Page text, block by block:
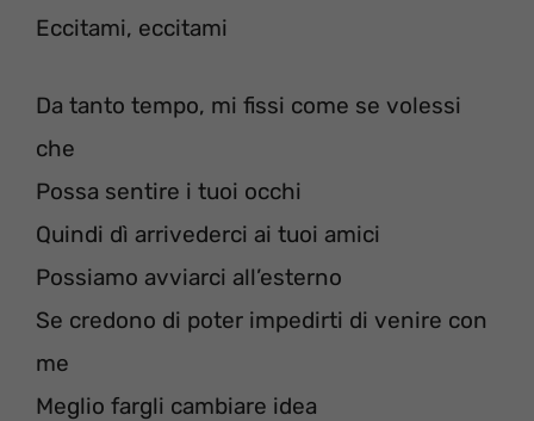
Eccitami, eccitami
Da tanto tempo, mi fissi come se volessi
che
Possa sentire i tuoi occhi
Quindi dì arrivederci ai tuoi amici
Possiamo avviarci all’esterno
Se credono di poter impedirti di venire con
me
Meglio fargli cambiare idea